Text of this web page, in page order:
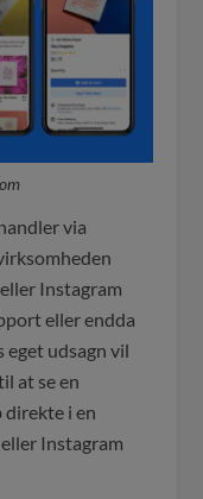
via
Instagram
eller endda
eget udsagn vil
at se en
i en
Instagram